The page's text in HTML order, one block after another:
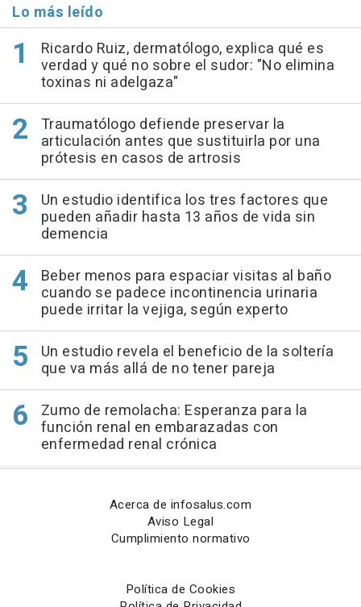
Lo más leído
Ricardo Ruiz, dermatólogo, explica qué es
verdad y qué no sobre el sudor: "No elimina
toxinas ni adelgaza"
Traumatólogo defiende preservar la
articulación antes que sustituirla por una
prótesis en casos de artrosis
Un estudio identifica los tres factores que
pueden añadir hasta 13 años de vida sin
demencia
Beber menos para espaciar visitas al baño
cuando se padece incontinencia urinaria
puede irritar la vejiga, según experto
Un estudio revela el beneficio de la soltería
que va más allá de no tener pareja
Zumo de remolacha: Esperanza para la
función renal en embarazadas con
enfermedad renal crónica
Acerca de infosalus.com
Aviso Legal
Cumplimiento normativo
Política de Cookies